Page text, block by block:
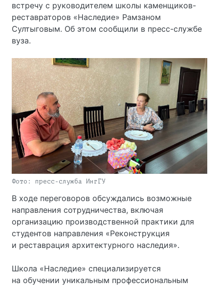
встречу с руководителем школы каменщиков-
реставраторов «Наследие» Рамзаном
Султыговым. Об этом сообщили в пресс-службе
вуза.
пресс-служба ИнгГУ
В ходе переговоров обсуждались возможные
направления сотрудничества, включая
организацию производственной практики для
студентов направления «Реконструкция
и реставрация архитектурного наследия».
Школа «Наследие» специализируется
на обучении уникальным профессиональным